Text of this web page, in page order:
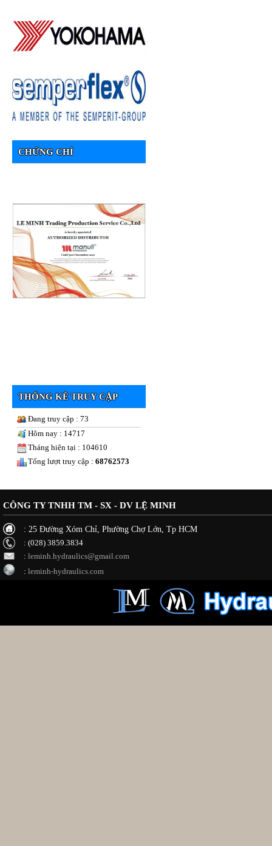
CHỨNG CHỈ
THỐNG KÊ TRUY CẬP
Đang truy cập : 73
Hôm nay : 14717
Tháng hiện tại : 104610
Tổng lượt truy cập : 68762573
CÔNG TY TNHH TM - SX - DV LỆ MINH
: 25 Đường Xóm Chỉ, Phường Chợ Lớn, Tp HCM
: (028) 3859.3834
: leminh.hydraulics@gmail.com
: leminh-hydraulics.com